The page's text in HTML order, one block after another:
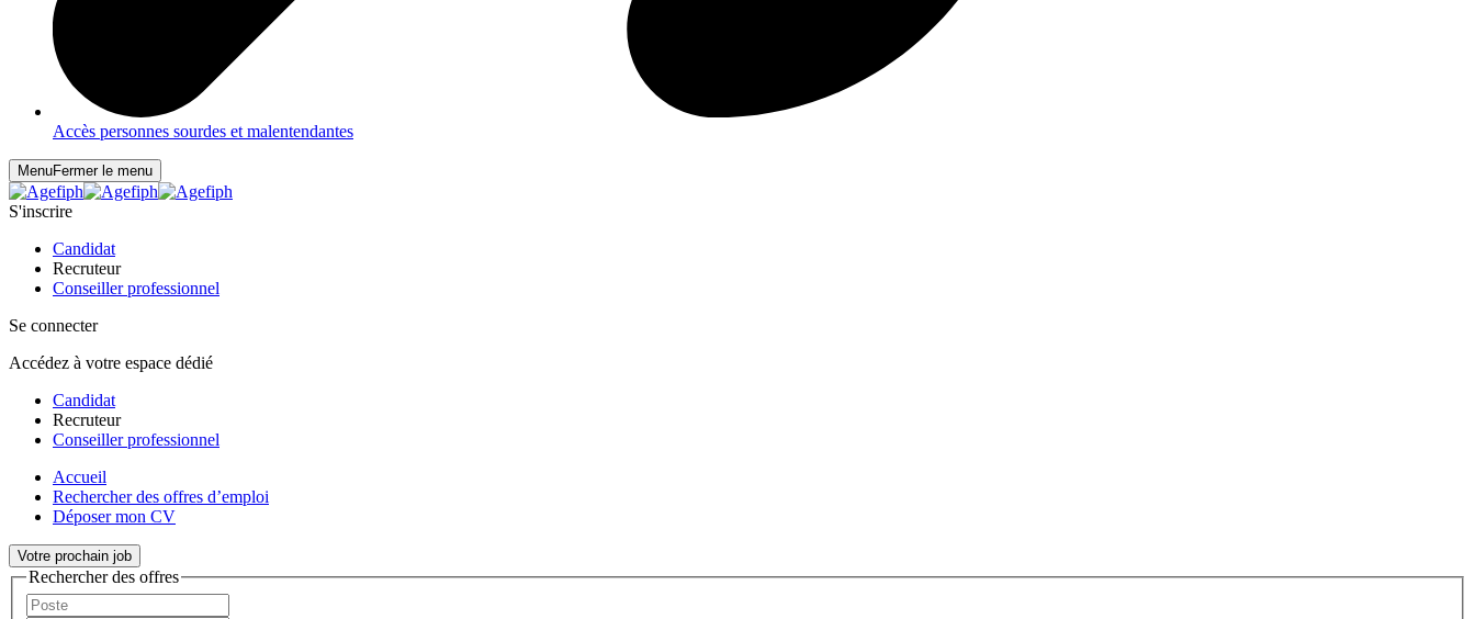
Accès personnes sourdes et malentendantes
MenuFermer le menu
S'inscrire
Candidat
Recruteur
Conseiller professionnel
Se connecter
Accédez à votre espace dédié
Candidat
Recruteur
Conseiller professionnel
Accueil
Rechercher des offres d’emploi
Déposer mon CV
Votre prochain job
Rechercher des offres